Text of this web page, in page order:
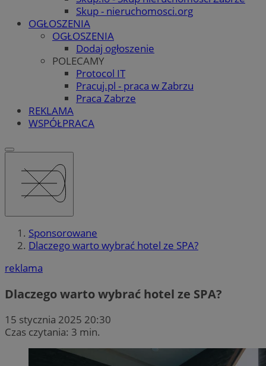
Skup - nieruchomosci.org
OGŁOSZENIA
OGŁOSZENIA
Dodaj ogłoszenie
POLECAMY
Protocol IT
Pracuj.pl - praca w Zabrzu
Praca Zabrze
REKLAMA
WSPÓŁPRACA
Sponsorowane
Dlaczego warto wybrać hotel ze SPA?
reklama
Dlaczego warto wybrać hotel ze SPA?
15 stycznia 2025 20:30
Czas czytania: 3 min.